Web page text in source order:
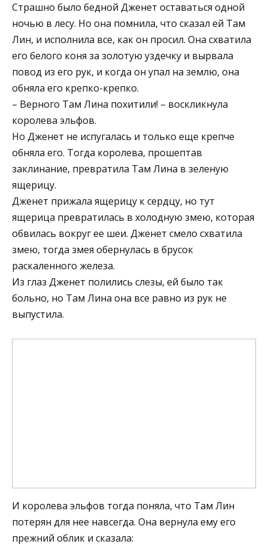
Страшно было бедной Дженет оставаться одной
ночью в лесу. Но она помнила, что сказал ей Там
Лин, и исполнила все, как он просил. Она схватила
его белого коня за золотую уздечку и вырвала
повод из его рук, и когда он упал на землю, она
обняла его крепко-крепко.
– Верного Там Лина похитили! – воскликнула
королева эльфов.
Но Дженет не испугалась и только еще крепче
обняла его. Тогда королева, прошептав
заклинание, превратила Там Лина в зеленую
ящерицу.
Дженет прижала ящерицу к сердцу, но тут
ящерица превратилась в холодную змею, которая
обвилась вокруг ее шеи. Дженет смело схватила
змею, тогда змея обернулась в брусок
раскаленного железа.
Из глаз Дженет полились слезы, ей было так
больно, но Там Лина она все равно из рук не
выпустила.
И королева эльфов тогда поняла, что Там Лин
потерян для нее навсегда. Она вернула ему его
прежний облик и сказала: